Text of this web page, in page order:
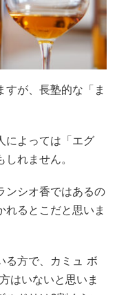
が、長塾的な「ま
によっては「エグ
れません。
ンシオ香ではあるの
れるとこだと思いま
る方で、カミュ ボ
はいないと思いま